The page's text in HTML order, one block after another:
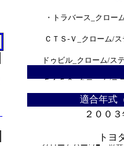
適合年式
２００
トヨ
・トラバース_クロー
ＣＴＳ-Ｖ_クローム/
ドゥビル_クローム/ス
Ｆ１５０_クローム/ス
クローム/ステンレス
クロームパーツ■ニッ